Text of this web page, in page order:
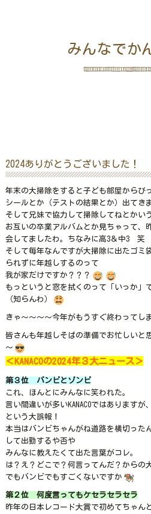
みんなでか
2024ありがとうございました！
年末の大掃除をすると子ども部屋からび
シールとか（テストの結果とか）出てき
そして兄妹で協力して掃除してねとかい
お互いの卒業アルバムとか見ちゃって、
会してましたわ。ちなみに高3＆中3 笑
そして毎年なんですが大掃除に出たゴミ
られずに年越しするのって
我が家だけですか？？？
もっというと窓を拭くのって「いっか」
（知らんわ）
きゃ～～～～今年がもうすぐ終わってし
皆さんも年越しそばの準備でお忙しいと
～
＜KANACOの2024年３大ニュース＞
第３位 バンビとゾンビ
これ、ほんとにみんなに笑われた。
言い間違いが多いKANACOではあります
という大誤報！
本当はバンビちゃんがね道路を横切った
して出勤するや否や
みんなに教えたくて出た言葉がコレ。
は？え？どこで？何言ってんだ？からの
でもバンビでもすごくないですか
第２位 何度言ってもケセラセラセラ
昨年の日本レコード大賞で初めてちゃん